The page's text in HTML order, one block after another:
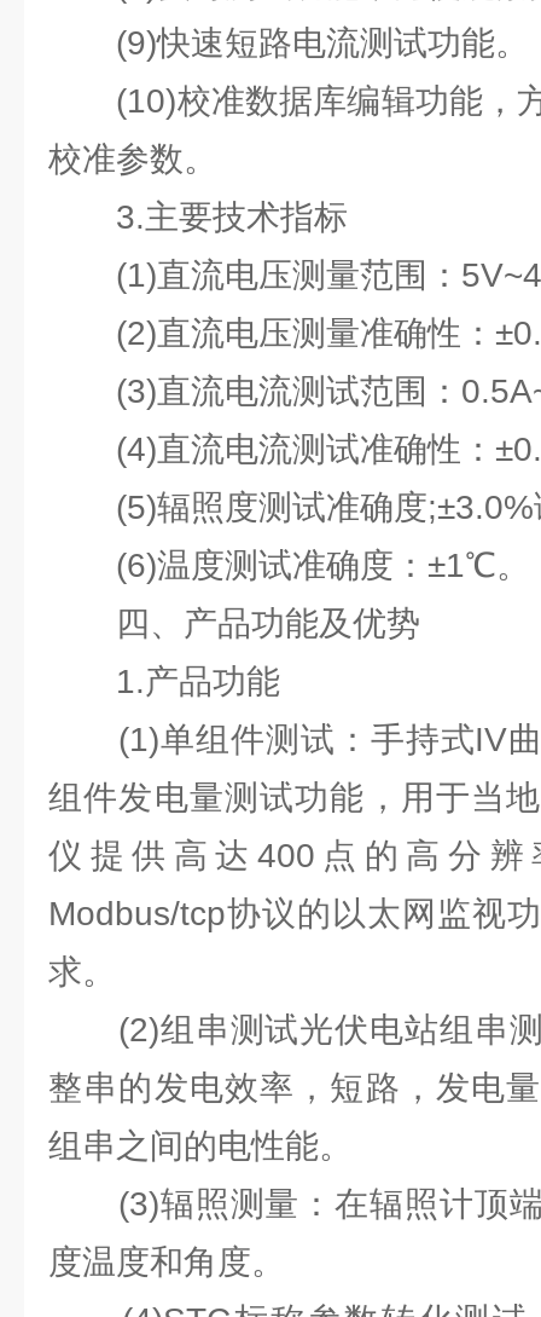
(9)快速短路电流测试功能。
(10)校准数据库编辑功能，
校准参数。
3.主要技术指标
(1)直流电压测量范围：
(2)直流电压测量准确性：
(3)直流电流测试范围：
(4)直流电流测试准确性：
(5)辐照度测试准确度;±3.0%
(6)温度测试准确度：±1℃。
四、产品功能及优势
1.产品功能
(1)单组件测试：手持式IV曲
组件发电量测试功能，⽤于当
仪提供⾼达400点的⾼分
Modbus/tcp协议的以太⽹监视
求。
(2)组串测试光伏电站组串测
整串的发电效率，短路，发电
组串之间的电性能。
(3)辐照测量：在辐照计顶端
度温度和角度。